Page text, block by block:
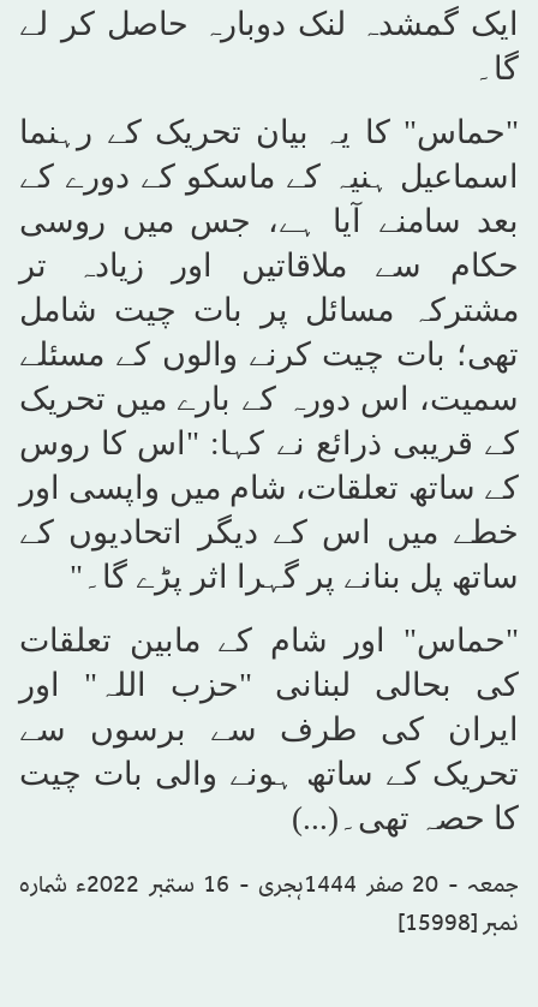
ایک گمشدہ لنک دوبارہ حاصل کر لے
گا۔
"حماس" کا یہ بیان تحریک کے رہنما
اسماعیل ہنیہ کے ماسکو کے دورے کے
بعد سامنے آیا ہے، جس میں روسی
حکام سے ملاقاتیں اور زیادہ تر
مشترکہ مسائل پر بات چیت شامل
تھی؛ بات چیت کرنے والوں کے مسئلے
سمیت، اس دورہ کے بارے میں تحریک
کے قریبی ذرائع نے کہا: "اس کا روس
کے ساتھ تعلقات، شام میں واپسی اور
خطے میں اس کے دیگر اتحادیوں کے
ساتھ پل بنانے پر گہرا اثر پڑے گا۔"
"حماس" اور شام کے مابین تعلقات
کی بحالی لبنانی "حزب اللہ" اور
ایران کی طرف سے برسوں سے
تحریک کے ساتھ ہونے والی بات چیت
کا حصہ تھی۔(...)
جمعہ - 20 صفر 1444ہجری - 16 ستمبر 2022ء شمارہ
نمبر [15998]